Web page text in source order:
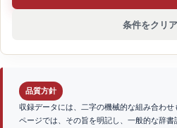
条件をクリア
品質方針
収録データには、二字の機械的な組み合わ
ページでは、その旨を明記し、一般的な辞